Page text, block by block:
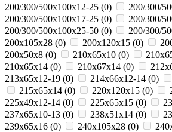
200/300/500x100x12-25 (0) 200/300/
200/300/500x100x17-25 (0) 200/300/
200/300/500x100x25-50 (0) 200/300/
200x105x28 (0) 200x120x15 (0)
200х50х8 (0) 210x65x10 (0)
210x65x14 (0) 210х67х14 (0)
213x65x12-19 (0) 214x66x12-14 (0)
215х65х14 (0) 220x120x15 (0)
225x49x12-14 (0) 225х65х15 (0)
237x65x10-13 (0) 238х51х14 (0)
239х65х16 (0) 240x105x28 (0)